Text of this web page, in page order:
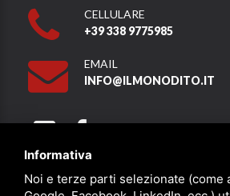
CELLULARE
+39 338 9775985
EMAIL
INFO@ILMONODITO.IT
Partner
Informativa
Noi e terze parti selezionate (come